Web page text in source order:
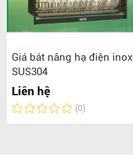
Giá bát nâng hạ điện inox
SUS304
Liên hệ
(0)